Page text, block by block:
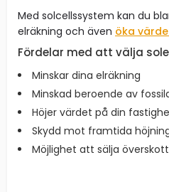
Med solcellssystem kan du
elräkning och även öka
Fördelar med att välja
Minskar dina elräkning
Minskad beroende av
Höjer värdet på din
Skydd mot framtida
Möjlighet att sälja